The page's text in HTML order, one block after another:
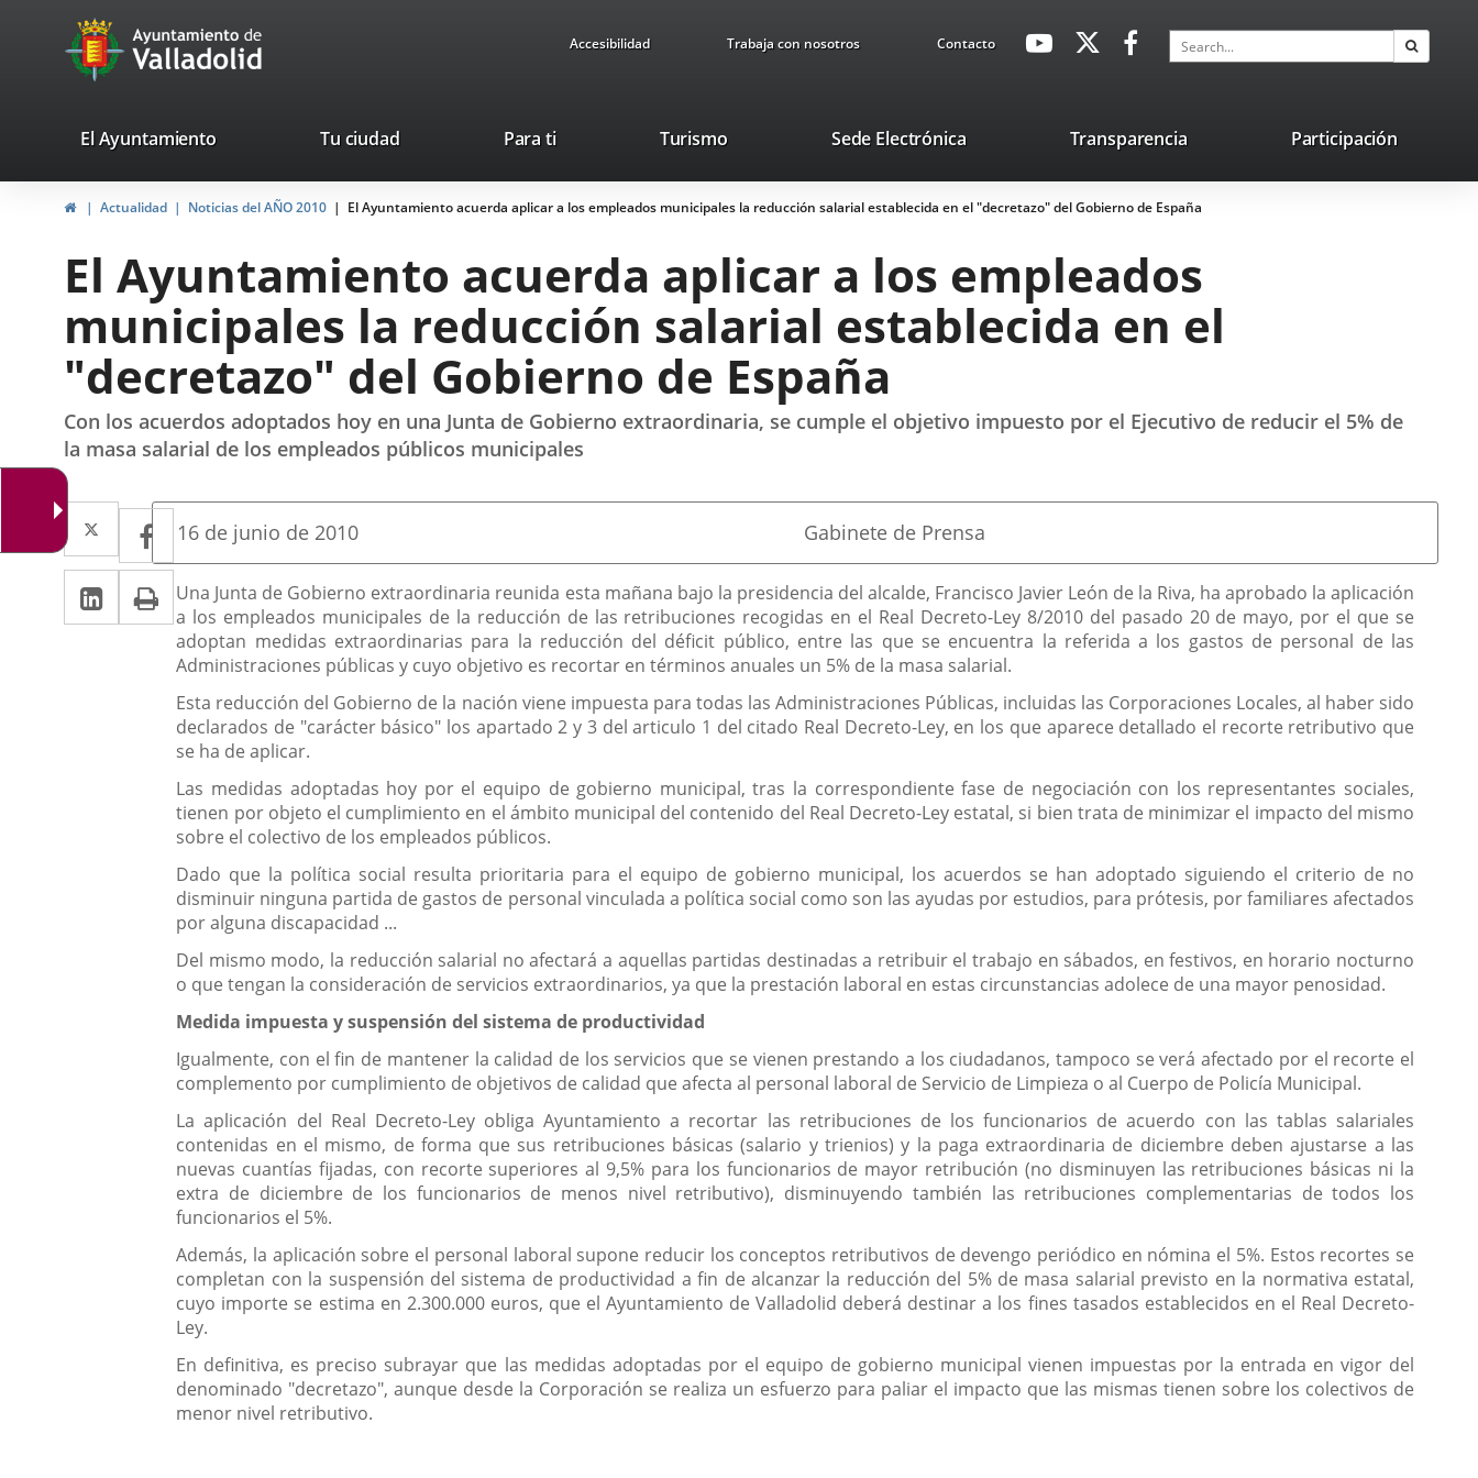
Portal
Web
Ayuntamiento
de
Accesibilidad Trabaja con nosotros ContactoavaHeaderSocial
Link
Link
application.
application.
Search
valladolid.es
El Ayuntamiento Tu ciudad Para ti TurismoThis
will
open
a
pop-
window.
Sede ElectrónicaLink
external
application.
Transparencia Participación
HomeActualidad Noticias del AÑO 2010 El Ayuntamiento acuerda aplicar a los empleados municipales la reducción salarial establecida en el "decretazo" del Gobierno de España
El Ayuntamiento acuerda aplicar a los empleados
municipales la reducción salarial establecida en el
"decretazo" del Gobierno de España
Con los acuerdos adoptados hoy en una Junta de Gobierno extraordinaria, se cumple el objetivo impuesto por el Ejecutivo de reducir el 5% de
la masa salarial de los empleados públicos municipales
Twitter
Enlace
a
una
aplicación
externa.
Facebook
Enlace
a
una
aplicación
externa.
Linkedin
Enlace
a
aplicación
externa.
Print
Fecha
la
noticia
16 de junio de 2010 Fuente
la
noticia
Gabinete de Prensa
Descripción
Una Junta de Gobierno extraordinaria reunida esta mañana bajo la presidencia del alcalde, Francisco Javier León de la Riva, ha aprobado la aplicación
a los empleados municipales de la reducción de las retribuciones recogidas en el Real Decreto-Ley 8/2010 del pasado 20 de mayo, por el que se
adoptan medidas extraordinarias para la reducción del déficit público, entre las que se encuentra la referida a los gastos de personal de las
Administraciones públicas y cuyo objetivo es recortar en términos anuales un 5% de la masa salarial.
Esta reducción del Gobierno de la nación viene impuesta para todas las Administraciones Públicas, incluidas las Corporaciones Locales, al haber sido
declarados de "carácter básico" los apartado 2 y 3 del articulo 1 del citado Real Decreto-Ley, en los que aparece detallado el recorte retributivo que
se ha de aplicar.
Las medidas adoptadas hoy por el equipo de gobierno municipal, tras la correspondiente fase de negociación con los representantes sociales,
tienen por objeto el cumplimiento en el ámbito municipal del contenido del Real Decreto-Ley estatal, si bien trata de minimizar el impacto del mismo
sobre el colectivo de los empleados públicos.
Dado que la política social resulta prioritaria para el equipo de gobierno municipal, los acuerdos se han adoptado siguiendo el criterio de no
disminuir ninguna partida de gastos de personal vinculada a política social como son las ayudas por estudios, para prótesis, por familiares afectados
por alguna discapacidad ...
Del mismo modo, la reducción salarial no afectará a aquellas partidas destinadas a retribuir el trabajo en sábados, en festivos, en horario nocturno
o que tengan la consideración de servicios extraordinarios, ya que la prestación laboral en estas circunstancias adolece de una mayor penosidad.
Medida impuesta y suspensión del sistema de productividad
Igualmente, con el fin de mantener la calidad de los servicios que se vienen prestando a los ciudadanos, tampoco se verá afectado por el recorte el
complemento por cumplimiento de objetivos de calidad que afecta al personal laboral de Servicio de Limpieza o al Cuerpo de Policía Municipal.
La aplicación del Real Decreto-Ley obliga Ayuntamiento a recortar las retribuciones de los funcionarios de acuerdo con las tablas salariales
contenidas en el mismo, de forma que sus retribuciones básicas (salario y trienios) y la paga extraordinaria de diciembre deben ajustarse a las
nuevas cuantías fijadas, con recorte superiores al 9,5% para los funcionarios de mayor retribución (no disminuyen las retribuciones básicas ni la
extra de diciembre de los funcionarios de menos nivel retributivo), disminuyendo también las retribuciones complementarias de todos los
funcionarios el 5%.
Además, la aplicación sobre el personal laboral supone reducir los conceptos retributivos de devengo periódico en nómina el 5%. Estos recortes se
completan con la suspensión del sistema de productividad a fin de alcanzar la reducción del 5% de masa salarial previsto en la normativa estatal,
cuyo importe se estima en 2.300.000 euros, que el Ayuntamiento de Valladolid deberá destinar a los fines tasados establecidos en el Real Decreto-
Ley.
En definitiva, es preciso subrayar que las medidas adoptadas por el equipo de gobierno municipal vienen impuestas por la entrada en vigor del
denominado "decretazo", aunque desde la Corporación se realiza un esfuerzo para paliar el impacto que las mismas tienen sobre los colectivos de
menor nivel retributivo.